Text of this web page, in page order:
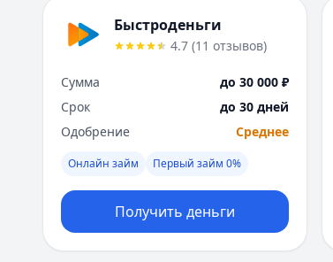
Быстроденьги
4.7 (11 отзывов)
Сумма
до 30 000 ₽
Срок
до 30 дней
Одобрение
Среднее
Онлайн займ Первый займ 0%
Получить деньги